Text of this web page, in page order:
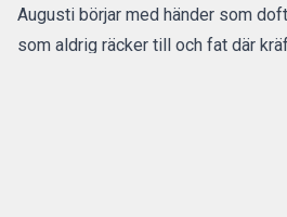
Augusti börjar med händer som
som aldrig räcker till och fat där